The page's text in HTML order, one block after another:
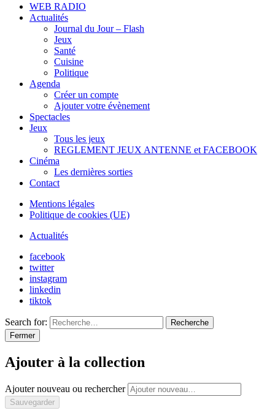
WEB RADIO
Actualités
Journal du Jour – Flash
Jeux
Santé
Cuisine
Politique
Agenda
Créer un compte
Ajouter votre évènement
Spectacles
Jeux
Tous les jeux
REGLEMENT JEUX ANTENNE et FACEBOOK
Cinéma
Les dernières sorties
Contact
Mentions légales
Politique de cookies (UE)
Actualités
facebook
twitter
instagram
linkedin
tiktok
Search for:
Recherche
Fermer
Ajouter à la collection
Ajouter nouveau ou rechercher